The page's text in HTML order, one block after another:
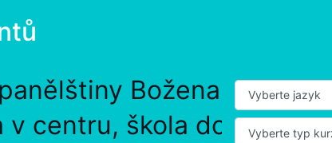
Božena
v centru, škola dobře